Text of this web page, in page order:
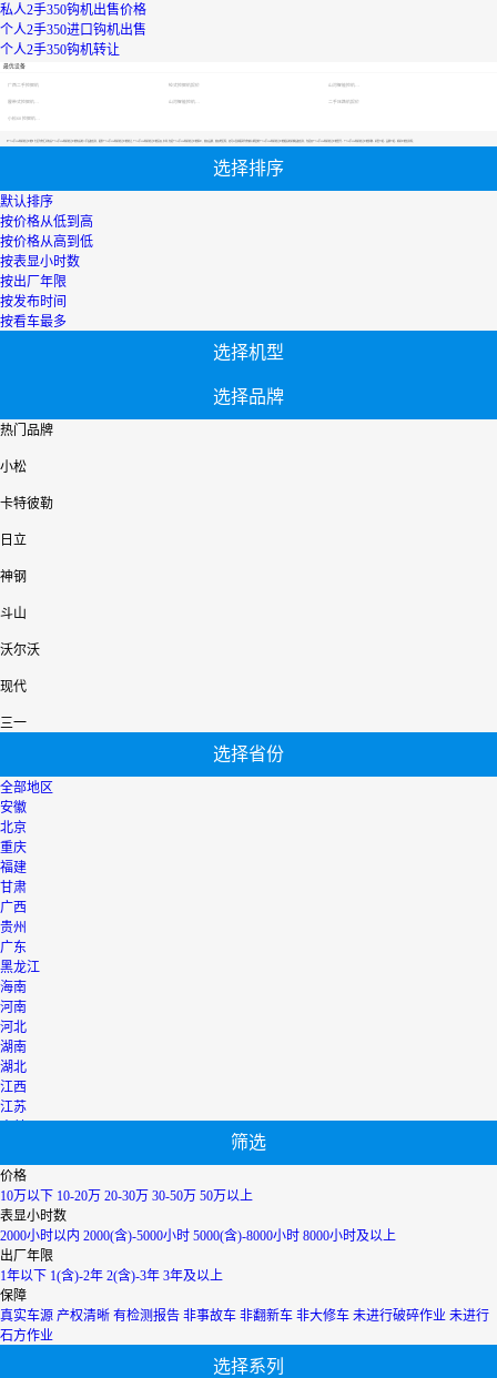
私人2手350钩机出售价格
个人2手350进口钩机出售
个人2手350钩机转让
最优设备
广西二手挖掘机 轮式挖掘机报价
二手压路机报价
【个人2手350钩机转让价格】专区为您汇总有关个人2手350钩机转让价格有关的二手设备信息，提供个人2手350钩机转让价格转让,个人2手350钩机转让价格买卖,市场,包括个人2手350钩机转让价格报价，热卖品牌，热卖地区等；还可以直接看到为您精心挑选的个人2手350钩机转让价格相关的机械设备信息，包括其个人2手350钩机转让价格型号、个人2手350钩机转让价格参数、机型介绍、品牌介绍、新机价格信息等；
选择排序
默认排序
按价格从低到高
按价格从高到低
按表显小时数
按出厂年限
按发布时间
按看车最多
选择机型
选择品牌
热门品牌
小松
卡特彼勒
日立
神钢
斗山
沃尔沃
现代
三一
选择省份
全部地区
安徽
北京
重庆
福建
甘肃
广西
贵州
广东
黑龙江
海南
河南
河北
湖南
湖北
江西
江苏
宁夏
内蒙古
青海
上海
陕西
山西
山东
四川
天津
台湾
筛选
价格
10万以下 10-20万 20-30万 30-50万 50万以上
表显小时数
2000小时以内 2000(含)-5000小时 5000(含)-8000小时 8000小时及以上
出厂年限
1年以下 1(含)-2年 2(含)-3年 3年及以上
保障
真实车源 产权清晰 有检测报告 非事故车 非翻新车 非大修车 未进行破碎作业 未进行
石方作业
选择系列